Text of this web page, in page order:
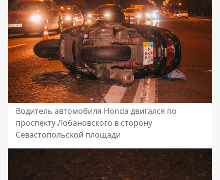
Водитель автомобиля Honda двигался по
проспекту Лобановского в сторону
Севастопольской площади